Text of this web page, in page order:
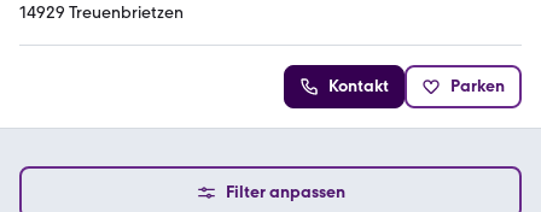
14929 Treuenbrietzen
Kontakt Parken
Filter anpassen